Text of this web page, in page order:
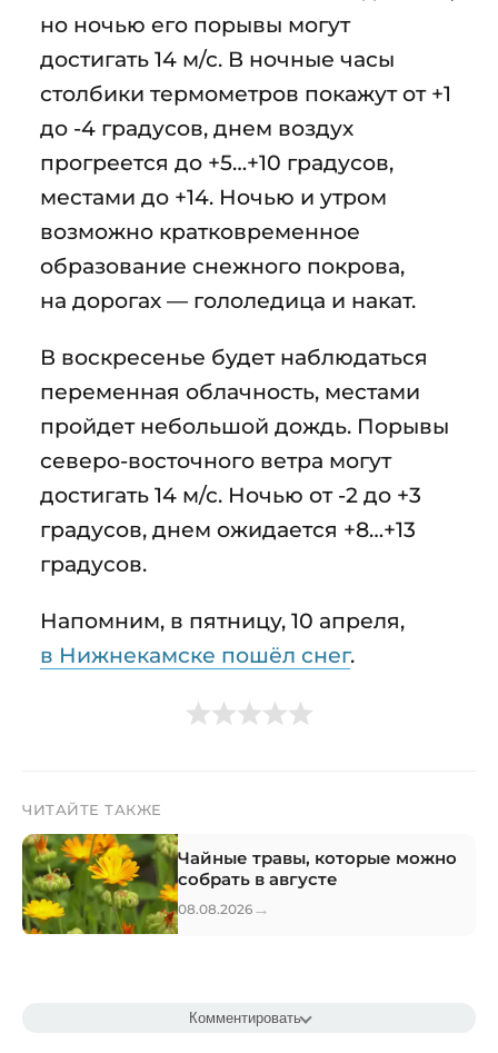
но ночью его порывы могут
достигать 14 м/с. В ночные часы
столбики термометров покажут от +1
до -4 градусов, днем воздух
прогреется до +5…+10 градусов,
местами до +14. Ночью и утром
возможно кратковременное
образование снежного покрова,
на дорогах — гололедица и накат.
В воскресенье будет наблюдаться
переменная облачность, местами
пройдет небольшой дождь. Порывы
северо-восточного ветра могут
достигать 14 м/с. Ночью от -2 до +3
градусов, днем ожидается +8…+13
градусов.
Напомним, в пятницу, 10 апреля,
в Нижнекамске пошёл снег.
ЧИТАЙТЕ ТАКЖЕ
Чайные травы, которые можно
собрать в августе
08.08.2026 →
Комментировать